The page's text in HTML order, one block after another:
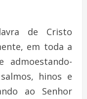
de Cristo
em toda a
admoestando-
hinos e
ao Senhor